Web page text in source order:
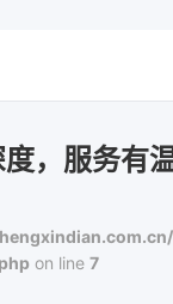
，服务有
on line7